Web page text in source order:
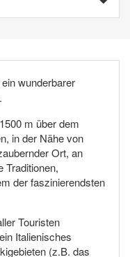
wunderbarer
.
m über dem
in der Nähe von
Ort, an
Traditionen,
der faszinierendsten
Touristen
Italienisches
(z.B. das